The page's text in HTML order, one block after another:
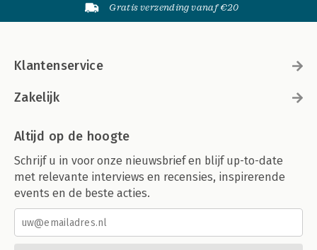
Gratis verzending vanaf €20
Klantenservice
Zakelijk
Altijd op de hoogte
Schrijf u in voor onze nieuwsbrief en blijf up-to-date
met relevante interviews en recensies, inspirerende
events en de beste acties.